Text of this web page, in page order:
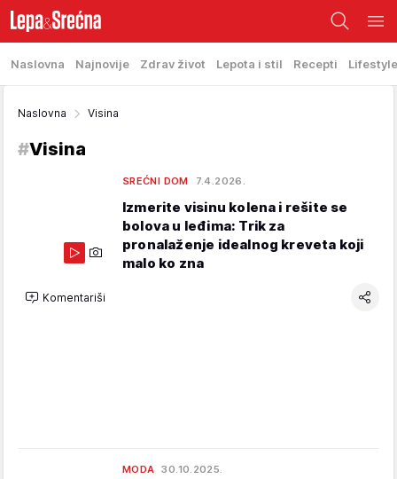
Naslovna Najnovije Zdrav život Lepota i stil Recepti Lifestyle
Naslovna Visina
#Visina
SREĆNI DOM 7.4.2026.
Izmerite visinu kolena i rešite se
bolova u leđima: Trik za
pronalaženje idealnog kreveta koji
malo ko zna
Komentariši
MODA 30.10.2025.